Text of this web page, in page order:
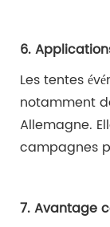
6.
Les tentes
notamment
Allemagne.
campagnes
7. Avantage